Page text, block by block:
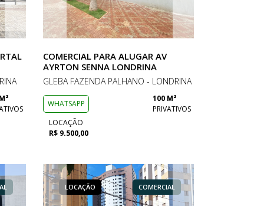
COMERCIAL PARA ALUGAR AV
AYRTON SENNA LONDRINA
GLEBA FAZENDA PALHANO - LONDRINA
WHATSAPP
100 M²
PRIVATIVOS
LOCAÇÃO
R$ 9.500,00
LOCAÇÃO COMERCIAL LOCAÇÃO
LOCAÇÃO COMERCIAL
LOCAÇÃO COMERCIAL